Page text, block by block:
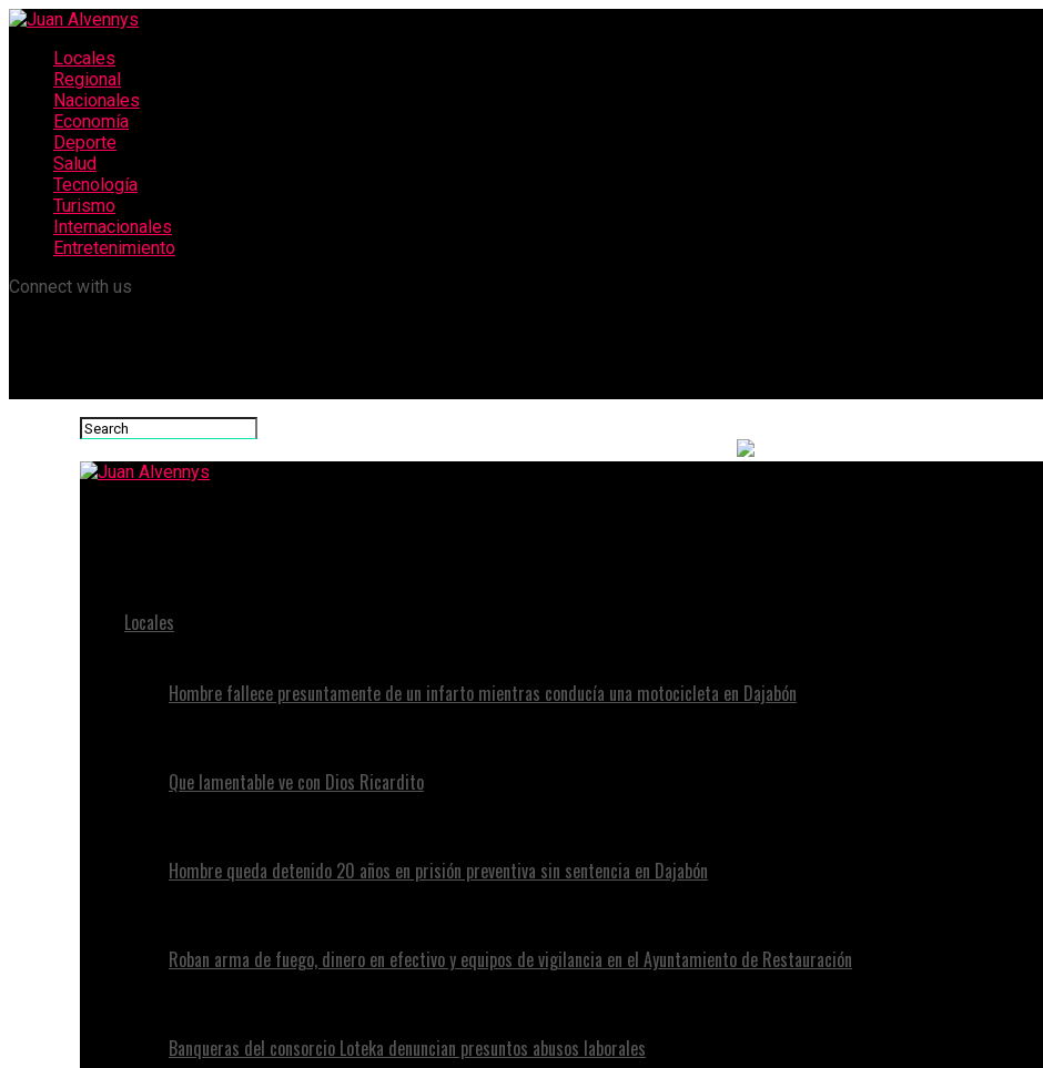
Locales
Regional
Nacionales
Economía
Deporte
Salud
Tecnología
Turismo
Internacionales
Entretenimiento
Connect with us
Locales
Hombre fallece presuntamente de un infarto mientras conducía una motocicleta en Dajabón
Que lamentable ve con Dios Ricardito
Hombre queda detenido 20 años en prisión preventiva sin sentencia en Dajabón
Roban arma de fuego, dinero en efectivo y equipos de vigilancia en el Ayuntamiento de Restauración
Banqueras del consorcio Loteka denuncian presuntos abusos laborales